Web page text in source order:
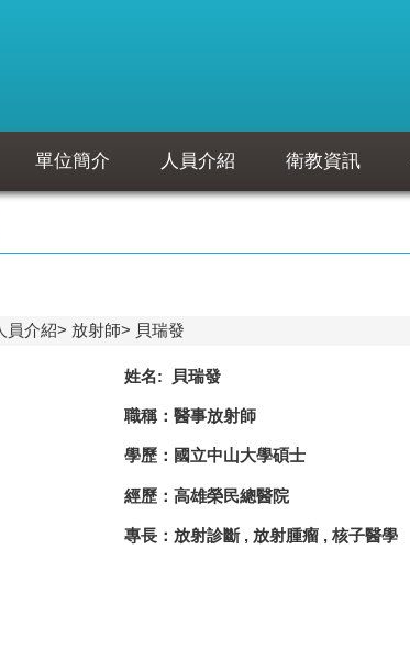
單位簡介 人員介紹 衛教資訊
員介紹 放射師 貝瑞發
姓名: 貝瑞發
職稱：醫事放射師
學歷：國立中山大學碩士
經歷：高雄榮民總醫院
專長：放射診斷 , 放射腫瘤 , 核子醫學